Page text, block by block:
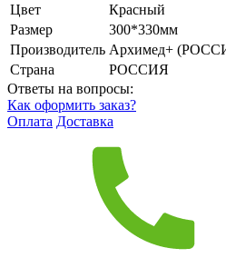
Цвет
Красный
Размер
300*330мм
Производитель Архимед+
Страна
РОССИЯ
Ответы на вопросы:
Как оформить заказ?
Оплата Доставка